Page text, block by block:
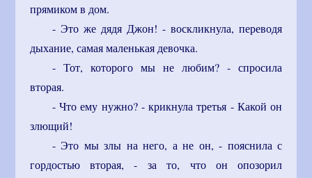
прямиком в дом.
- Это же дядя Джон! - воскликнула, переводя
дыхание, самая маленькая девочка.
- Тот, которого мы не любим? - спросила
вторая.
- Что ему нужно? - крикнула третья - Какой он
злющий!
- Это мы злы на него, а не он, - пояснила с
гордостью вторая, - за то, что он опозорил